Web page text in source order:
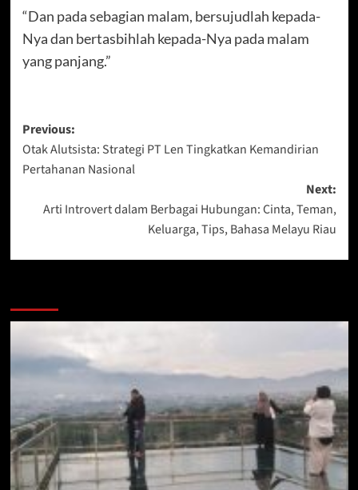
“Dan pada sebagian malam, bersujudlah kepada-
Nya dan bertasbihlah kepada-Nya pada malam
yang panjang.”
Post
navigation
Previous:
Otak Alutsista: Strategi PT Len Tingkatkan Kemandirian
Pertahanan Nasional
Next:
Arti Introvert dalam Berbagai Hubungan: Cinta, Teman,
Keluarga, Tips, Bahasa Melayu Riau